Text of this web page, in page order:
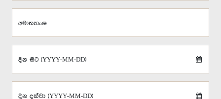
අමාත්‍යාංශ
දින සිට (YYYY-MM-DD)
දින දක්වා (YYYY-MM-DD)